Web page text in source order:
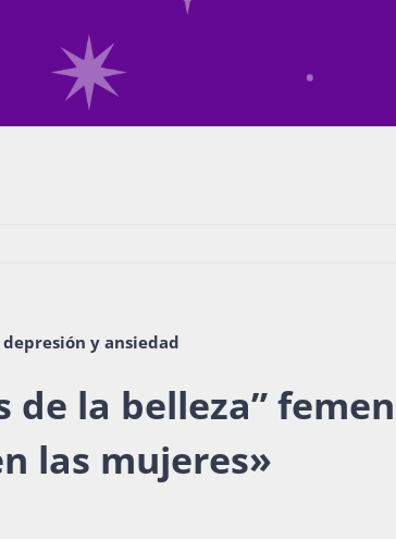
y ansiedad
de la belleza”
las mujeres»